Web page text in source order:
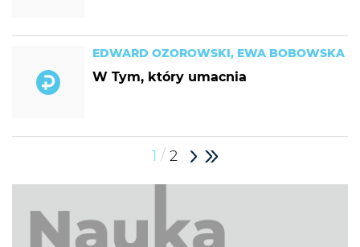
EDWARD OZOROWSKI, EWA BOBOWSKA
W Tym, który umacnia
1 / 2